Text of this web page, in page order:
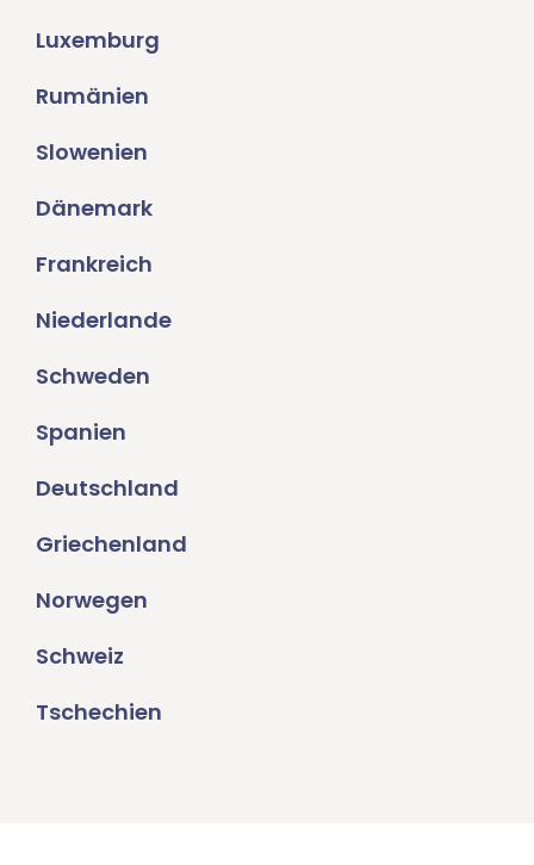
Luxemburg
Rumänien
Slowenien
Dänemark
Frankreich
Niederlande
Schweden
Spanien
Deutschland
Griechenland
Norwegen
Schweiz
Tschechien